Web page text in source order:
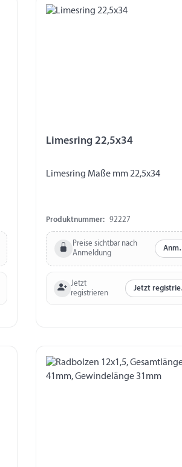
Limesring 22,5x34
Limesring Maße mm 22,5x34
Produktnummer: 92227
Preise sichtbar nach
Anmeldung
Jetzt
registrieren